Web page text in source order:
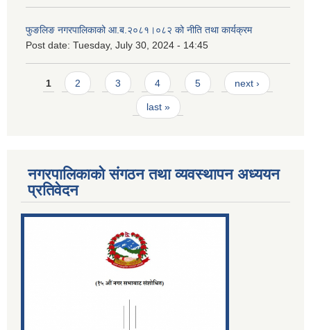
फुङलिङ नगरपालिकाको आ.ब.२०८१।०८२ को नीति तथा कार्यक्रम
Post date: Tuesday, July 30, 2024 - 14:45
Pages
1 2 3 4 5 next ›
last »
नगरपालिकाको संगठन तथा व्यवस्थापन अध्ययन
प्रतिवेदन